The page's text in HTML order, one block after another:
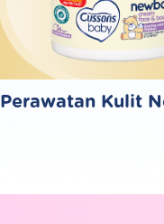
Perawatan Kulit